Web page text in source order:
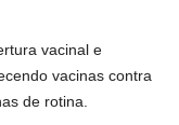
vacinal e
vacinas contra
de rotina.